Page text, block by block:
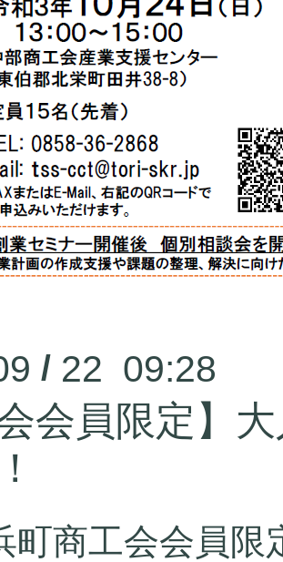
/ 22 09:28
会会員限定】
商工会会員限